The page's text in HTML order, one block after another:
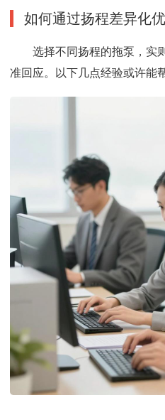
如何通过扬程差异化
选择不同扬程的拖泵，实
准回应。以下几点经验或许能